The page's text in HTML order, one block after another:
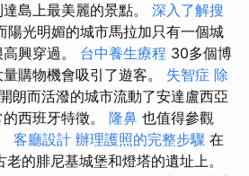
島上最美麗的景點。 深入了解搜
陽光明媚的城市馬拉加只有一個城
興穿過。 台中養生療程 30多個博
購物機會吸引了遊客。 失智症 除
朗而活潑的城市流動了安達盧西亞
西班牙特徵。 隆鼻 也值得參觀
客廳設計 辦理護照的完整步驟 在
的腓尼基城堡和燈塔的遺址上。